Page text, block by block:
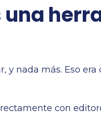
una
y nada más. Eso
con